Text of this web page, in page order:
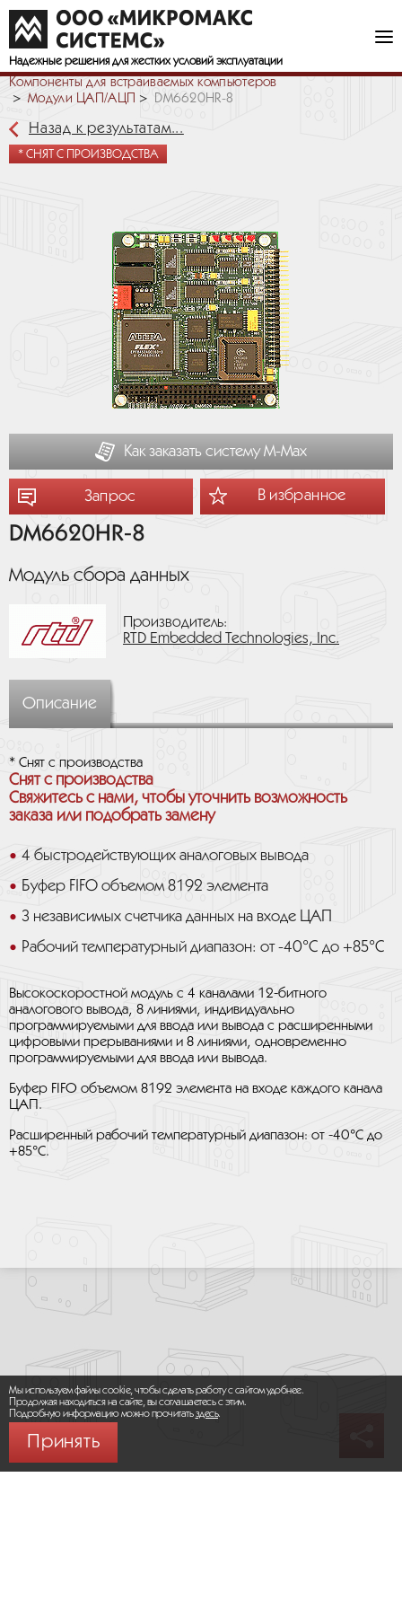
Надежные решения для жестких условий эксплуатации
Компоненты для встраиваемых компьютеров
Модули ЦАП/АЦП
DM6620HR-8
Назад к результатам...
* СНЯТ С ПРОИЗВОДСТВА
Как заказать систему М-Мах
Запрос В избранное
DM6620HR-8
Модуль сбора данных
Производитель:
RTD Embedded Technologies, Inc.
Описание
* Снят с производства
Снят с производства
Свяжитесь с нами, чтобы уточнить возможность
заказа или подобрать замену
4 быстродействующих аналоговых вывода
Буфер FIFO объемом 8192 элемента
3 независимых счетчика данных на входе ЦАП
Рабочий температурный диапазон: от -40°C до +85°С
Высокоскоростной модуль с 4 каналами 12-битного
аналогового вывода, 8 линиями, индивидуально
программируемыми для ввода или вывода с расширенными
цифровыми прерываниями и 8 линиями, одновременно
программируемыми для ввода или вывода.
Буфер FIFO объемом 8192 элемента на входе каждого канала
ЦАП.
Расширенный рабочий температурный диапазон: от -40°C до
+85°С.
Мы используем файлы cookie, чтобы сделать работу с сайтом удобнее.
Продолжая находиться на сайте, вы соглашаетесь с этим.
Подробную информацию можно прочитатьздесь.
Принять